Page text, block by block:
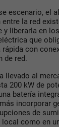
escenario, el
entre la red
y liberarla en
que
rápida con
de red.
llevado al
200 kW de
batería
incorporar
de
como en